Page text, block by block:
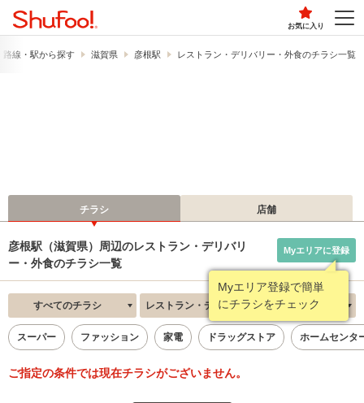
お気に入り
路線・駅から探す 滋賀県 彦根駅 レストラン・デリバリー・外食のチラシ一覧
チラシ 店舗
彦根駅（滋賀県）周辺のレストラン・デリバリ
ー・外食のチラシ一覧
Myエリア登録で簡単
にチラシをチェック
Myエリアに登録
すべてのチラシ レストラン・デリバリー・外食 新着順
スーパー ファッション 家電 ドラッグストア ホームセンタ
ご指定の条件では現在チラシがございません。